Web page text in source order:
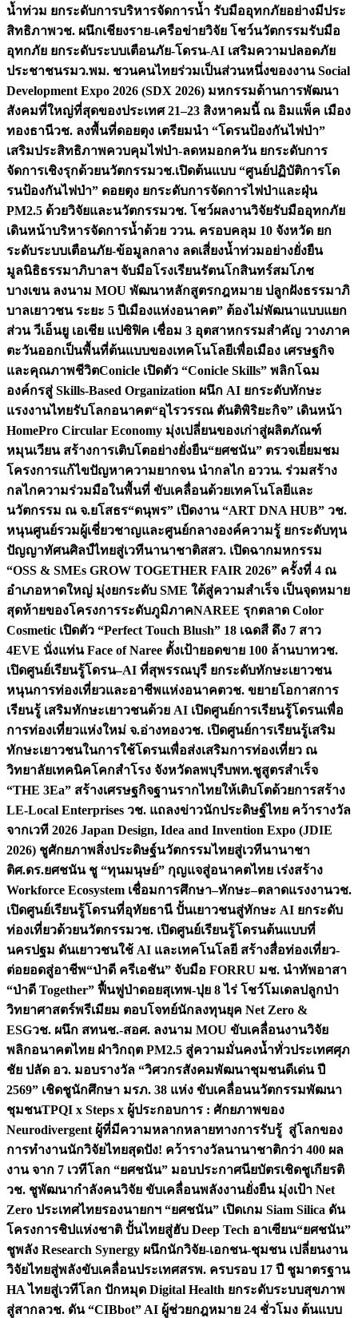
น้ำท่วม ยกระดับการบริหารจัดการน้ำ รับมืออุทกภัยอย่างมีประ
สิทธิภาพวช. ผนึกเชียงราย-เครือข่ายวิจัย โชว์นวัตกรรมรับมือ
อุทกภัย ยกระดับระบบเตือนภัย-โดรน-AI เสริมความปลอดภัย
ประชาชนรมว.พม. ชวนคนไทยร่วมเป็นส่วนหนึ่งของงาน Social
Development Expo 2026 (SDX 2026) มหกรรมด้านการพัฒนา
สังคมที่ใหญ่ที่สุดของประเทศ 21–23 สิงหาคมนี้ ณ อิมแพ็ค เมือง
ทองธานีวช. ลงพื้นที่ดอยตุง เตรียมนำ “โดรนป้องกันไฟป่า”
เสริมประสิทธิภาพควบคุมไฟป่า-ลดหมอกควัน ยกระดับการ
จัดการเชิงรุกด้วยนวัตกรรมวช.เปิดต้นแบบ “ศูนย์ปฏิบัติการโด
รนป้องกันไฟป่า” ดอยตุง ยกระดับการจัดการไฟป่าและฝุ่น
PM2.5 ด้วยวิจัยและนวัตกรรมวช. โชว์ผลงานวิจัยรับมืออุทกภัย
เดินหน้าบริหารจัดการน้ำด้วย ววน. ครอบคลุม 10 จังหวัด ยก
ระดับระบบเตือนภัย-ข้อมูลกลาง ลดเสี่ยงน้ำท่วมอย่างยั่งยืน
มูลนิธิธรรมาภิบาลฯ จับมือโรงเรียนรัตนโกสินทร์สมโภช
บางเขน ลงนาม MOU พัฒนาหลักสูตรกฎหมาย ปลูกฝังธรรมาภิ
บาลเยาวชน ระยะ 5 ปีเมืองแห่งอนาคต” ต้องไม่พัฒนาแบบแยก
ส่วน วีเอ็นยู เอเชีย แปซิฟิค เชื่อม 3 อุตสาหกรรมสำคัญ วางภาค
ตะวันออกเป็นพื้นที่ต้นแบบของเทคโนโลยีเพื่อเมือง เศรษฐกิจ
และคุณภาพชีวิตConicle เปิดตัว “Conicle Skills” พลิกโฉม
องค์กรสู่ Skills-Based Organization ผนึก AI ยกระดับทักษะ
แรงงานไทยรับโลกอนาคต“อุไรวรรณ ตันติพิริยะกิจ” เดินหน้า
HomePro Circular Economy มุ่งเปลี่ยนของเก่าสู่ผลิตภัณฑ์
หมุนเวียน สร้างการเติบโตอย่างยั่งยืน“ยศชนัน” ตรวจเยี่ยมชม
โครงการแก้ไขปัญหาความยากจน นำกลไก อววน. ร่วมสร้าง
กลไกความร่วมมือในพื้นที่ ขับเคลื่อนด้วยเทคโนโลยีและ
นวัตกรรม ณ จ.ยโสธร“ดนุพร” เปิดงาน “ART DNA HUB” วช.
หนุนศูนย์รวมผู้เชี่ยวชาญและศูนย์กลางองค์ความรู้ ยกระดับทุน
ปัญญาทัศนศิลป์ไทยสู่เวทีนานาชาติสสว. เปิดฉากมหกรรม
“OSS & SMEs GROW TOGETHER FAIR 2026” ครั้งที่ 4 ณ
อำเภอหาดใหญ่ มุ่งยกระดับ SME ใต้สู่ความสำเร็จ เป็นจุดหมาย
สุดท้ายของโครงการระดับภูมิภาคNAREE รุกตลาด Color
Cosmetic เปิดตัว “Perfect Touch Blush” 18 เฉดสี ดึง 7 สาว
4EVE นั่งแท่น Face of Naree ตั้งเป้ายอดขาย 100 ล้านบาทวช.
เปิดศูนย์เรียนรู้โดรน–AI ที่สุพรรณบุรี ยกระดับทักษะเยาวชน
หนุนการท่องเที่ยวและอาชีพแห่งอนาคตวช. ขยายโอกาสการ
เรียนรู้ เสริมทักษะเยาวชนด้วย AI เปิดศูนย์การเรียนรู้โดรนเพื่อ
การท่องเที่ยวแห่งใหม่ จ.อ่างทองวช. เปิดศูนย์การเรียนรู้เสริม
ทักษะเยาวชนในการใช้โดรนเพื่อส่งเสริมการท่องเที่ยว ณ
วิทยาลัยเทคนิคโคกสำโรง จังหวัดลพบุรีบพท.ชูสูตรสำเร็จ
“THE 3Ea” สร้างเศรษฐกิจฐานรากไทยให้เติบโตด้วยการสร้าง
LE-Local Enterprises วช. แถลงข่าวนักประดิษฐ์ไทย คว้ารางวัล
จากเวที 2026 Japan Design, Idea and Invention Expo (JDIE
2026) ชูศักยภาพสิ่งประดิษฐ์นวัตกรรมไทยสู่เวทีนานาชา
ติศ.ดร.ยศชนัน ชู “ทุนมนุษย์” กุญแจสู่อนาคตไทย เร่งสร้าง
Workforce Ecosystem เชื่อมการศึกษา–ทักษะ–ตลาดแรงงานวช.
เปิดศูนย์เรียนรู้โดรนที่อุทัยธานี ปั้นเยาวชนสู่ทักษะ AI ยกระดับ
ท่องเที่ยวด้วยนวัตกรรมวช. เปิดศูนย์เรียนรู้โดรนต้นแบบที่
นครปฐม ดันเยาวชนใช้ AI และเทคโนโลยี สร้างสื่อท่องเที่ยว-
ต่อยอดสู่อาชีพ“ป่าดี ครีเอชัน” จับมือ FORRU มช. นำทัพอาสา
“ป่าดี Together” ฟื้นฟูป่าดอยสุเทพ-ปุย 8 ไร่ โชว์โมเดลปลูกป่า
วิทยาศาสตร์พรีเมียม ตอบโจทย์นักลงทุนยุค Net Zero &
ESGวช. ผนึก สทนช.-สอศ. ลงนาม MOU ขับเคลื่อนงานวิจัย
พลิกอนาคตไทย ฝ่าวิกฤต PM2.5 สู่ความมั่นคงน้ำทั่วประเทศศุภ
ชัย ปลัด อว. มอบรางวัล “วิศวกรสังคมพัฒนาชุมชนดีเด่น ปี
2569” เชิดชูนักศึกษา มรภ. 38 แห่ง ขับเคลื่อนนวัตกรรมพัฒนา
ชุมชนTPQI x Steps x ผู้ประกอบการ : ศักยภาพของ
Neurodivergent ผู้ที่มีความหลากหลายทางการรับรู้ สู่โลกของ
การทำงานนักวิจัยไทยสุดปัง! คว้ารางวัลนานาชาติกว่า 400 ผล
งาน จาก 7 เวทีโลก “ยศชนัน” มอบประกาศนียบัตรเชิดชูเกียรติ
วช. ชูพัฒนากำลังคนวิจัย ขับเคลื่อนพลังงานยั่งยืน มุ่งเป้า Net
Zero ประเทศไทยรองนายกฯ “ยศชนัน” เปิดเกม Siam Silica ดัน
โครงการชิปแห่งชาติ ปั้นไทยสู่ฮับ Deep Tech อาเซียน“ยศชนัน”
ชูพลัง Research Synergy ผนึกนักวิจัย-เอกชน-ชุมชน เปลี่ยนงาน
วิจัยไทยสู่พลังขับเคลื่อนประเทศสรพ. ครบรอบ 17 ปี ชูมาตรฐาน
HA ไทยสู่เวทีโลก ปักหมุด Digital Health ยกระดับระบบสุขภาพ
สู่สากลวช. ดัน “CIBbot” AI ผู้ช่วยกฎหมาย 24 ชั่วโมง ต้นแบบ